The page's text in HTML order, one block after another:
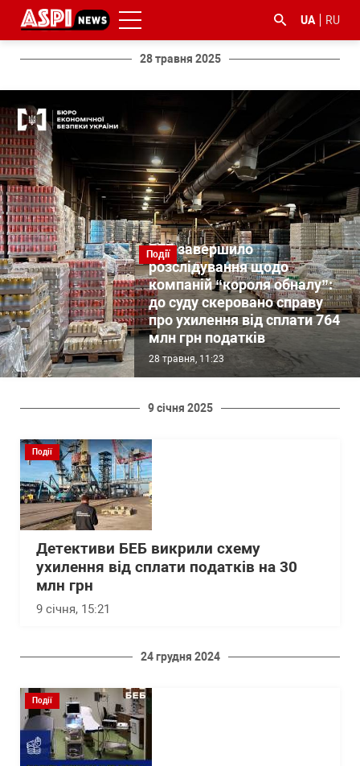
UA RU
28 травня 2025
Події
БЕБ завершило
розслідування щодо
компаній “короля обналу”:
до суду скеровано справу
про ухилення від сплати 764
млн грн податків
28 травня, 11:23
9 січня 2025
Події
Детективи БЕБ викрили схему
ухилення від сплати податків на 30
млн грн
9 січня, 15:21
24 грудня 2024
Події
#ООС
#боротьба
з
корупцією
#ДФС #Київ #коронавірус